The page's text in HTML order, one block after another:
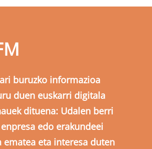
buruzko informazioa
duen euskarri digitala
dituena: Udalen berri
edo erakundeei
ematea eta interesa duten